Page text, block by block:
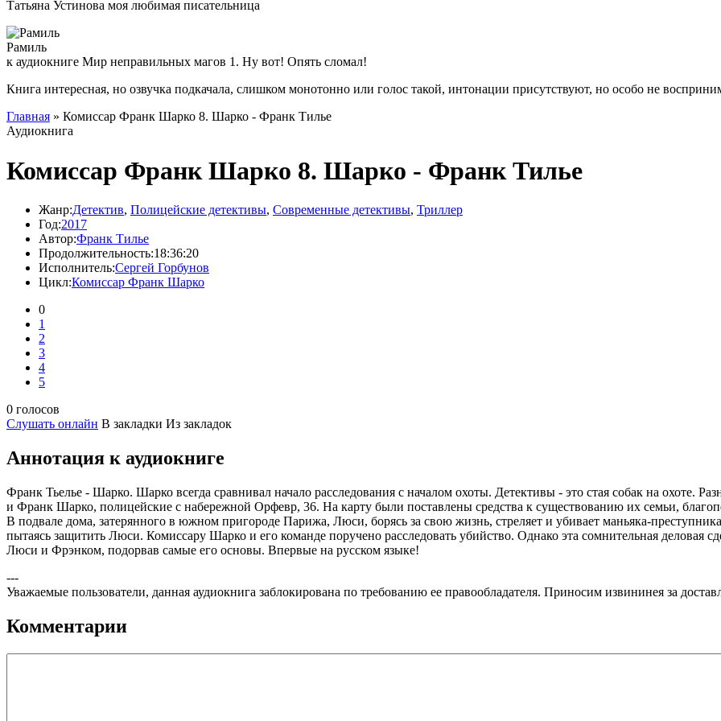
Татьяна Устинова моя любимая писательница
Рамиль
к аудиокниге Мир неправильных магов 1. Ну вот! Опять сломал!
Книга интересная, но озвучка подкачала, слишком монотонно или голос такой, интонации присутствуют, но особо не
Главная » Комиссар Франк Шарко 8. Шарко - Франк Тилье
Аудиокнига
Комиссар Франк Шарко 8. Шарко - Франк Тилье
Жанр:Детектив, Полицейские детективы, Современные детективы, Триллер
Год:2017
Автор:Франк Тилье
Продолжительность:18:36:20
Исполнитель:Сергей Горбунов
Цикл:Комиссар Франк Шарко
0
1
2
3
4
5
0 голосов
Слушать онлайн В закладки Из закладок
Аннотация к аудиокниге
Франк Тьелье - Шарко. Шарко всегда сравнивал начало расследования с началом охоты. Детективы - это стая собак на охоте.
и Франк Шарко, полицейские с набережной Орфевр, 36. На карту были поставлены средства к существованию их семьи,
В подвале дома, затерянного в южном пригороде Парижа, Люси, борясь за свою жизнь, стреляет и убивает маньяка-
пытаясь защитить Люси. Комиссару Шарко и его команде поручено расследовать убийство. Однако эта сомнительная деловая
Люси и Фрэнком, подорвав самые его основы. Впервые на русском языке!
---
Уважаемые пользователи, данная аудиокнига заблокирована по требованию ее правообладателя. Приносим извининея за
Комментарии